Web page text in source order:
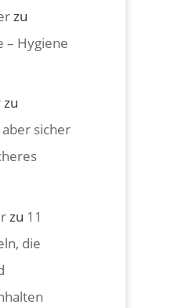
zu
– Hygiene
zu
sicher
zu 11
die